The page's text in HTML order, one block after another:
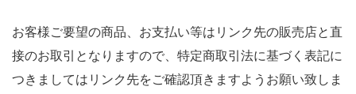
お客様ご要望の商品、お支払い等はリンク先の販売店と直
接のお取引となりますので、特定商取引法に基づく表記に
つきましてはリンク先をご確認頂きますようお願い致しま